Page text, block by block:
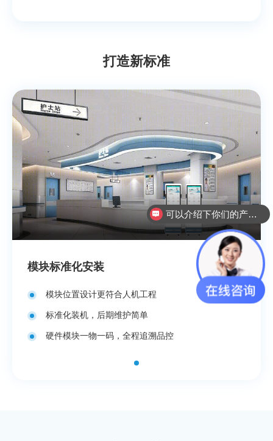
打造新标准
模块标准化安装
模块位置设计更符合人机工程
标准化装机，后期维护简单
硬件模块一物一码，全程追溯品控
可以介绍下你们的产品么？